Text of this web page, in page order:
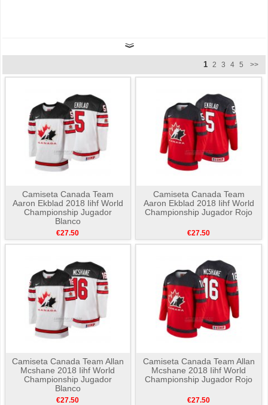
1 2 3 4 5 >>
Camiseta Canada Team
Aaron Ekblad 2018 Iihf World
Championship Jugador
Blanco
€27.50
Camiseta Canada Team
Aaron Ekblad 2018 Iihf World
Championship Jugador Rojo
€27.50
Camiseta Canada Team Allan
Mcshane 2018 Iihf World
Championship Jugador
Blanco
€27.50
Camiseta Canada Team Allan
Mcshane 2018 Iihf World
Championship Jugador Rojo
€27.50